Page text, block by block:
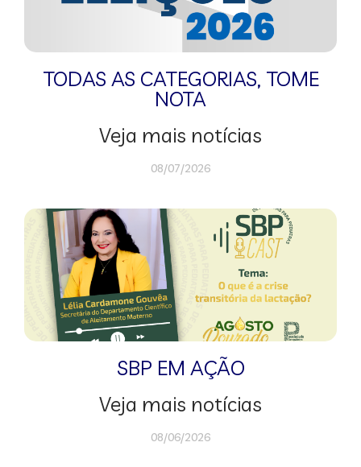
TODAS AS CATEGORIAS, TOME
NOTA
Veja mais notícias
08/07/2026
SBP EM AÇÃO
Veja mais notícias
08/06/2026